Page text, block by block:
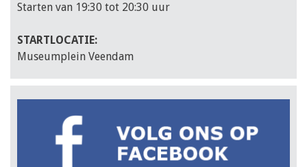
Starten van 19:30 tot 20:30 uur
STARTLOCATIE:
Museumplein Veendam